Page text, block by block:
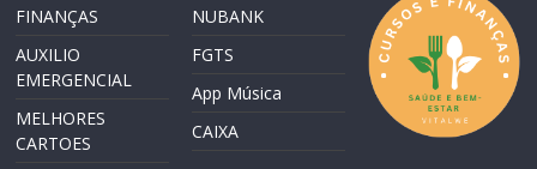
FINANÇAS
AUXILIO
EMERGENCIAL
MELHORES
CARTOES
NUBANK
FGTS
App Música
CAIXA